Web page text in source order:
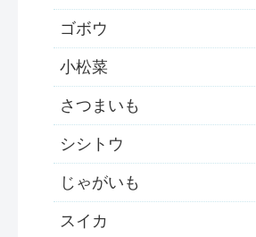
ゴボウ
小松菜
さつまいも
シシトウ
じゃがいも
スイカ